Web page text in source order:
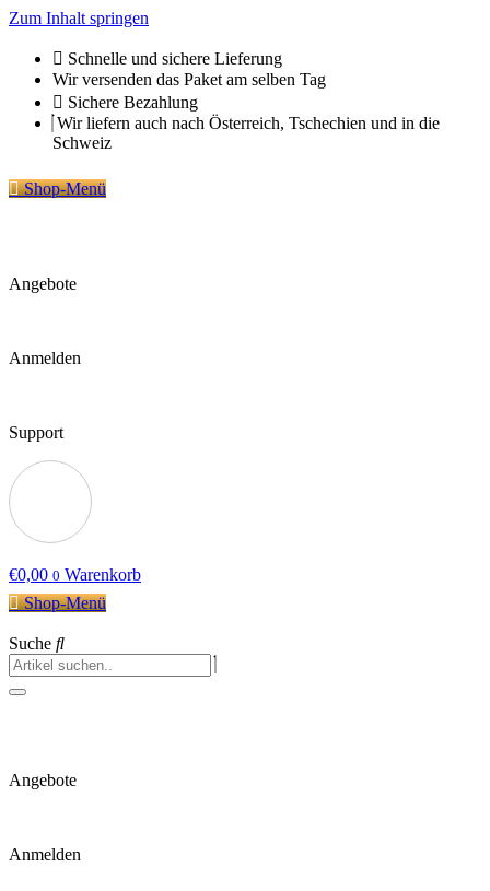
Zum Inhalt springen
Schnelle und sichere Lieferung
Wir versenden das Paket am selben Tag
Sichere Bezahlung
Wir liefern auch nach Österreich, Tschechien und in die
Schweiz
Shop-Menü
Angebote
Anmelden
Support
€0,00 0 Warenkorb
Shop-Menü
Suche
Angebote
Anmelden